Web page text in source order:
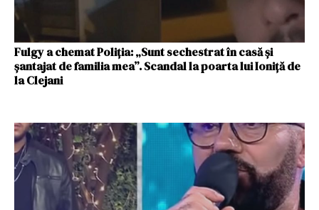
Fulgy a chemat Poliţia: „Sunt sechestrat în casă şi
şantajat de familia mea”. Scandal la poarta lui Ioniţă de
la Clejani